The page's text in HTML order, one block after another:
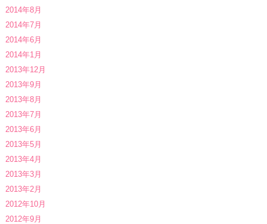
2014年8月
2014年7月
2014年6月
2014年1月
2013年12月
2013年9月
2013年8月
2013年7月
2013年6月
2013年5月
2013年4月
2013年3月
2013年2月
2012年10月
2012年9月